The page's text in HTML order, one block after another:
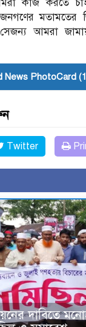
কাজ করতে
মতামতের
আমরা
News PhotoCard
Twitter
দাবিতে